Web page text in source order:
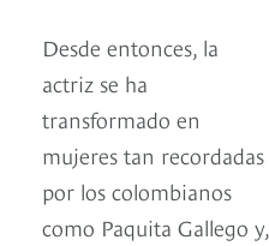
Desde entonces, la
actriz se ha
transformado en
mujeres tan recordadas
por los colombianos
como Paquita Gallego y,